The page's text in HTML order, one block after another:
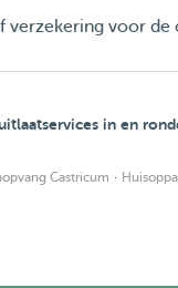
voor
in en
Castricum ·